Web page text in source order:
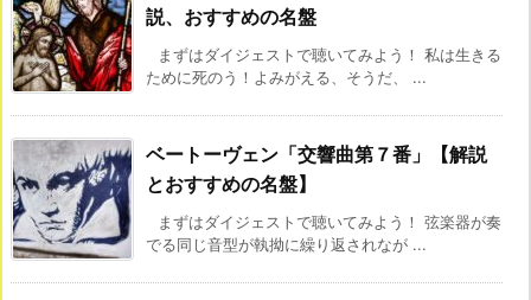
説、おすすめの名盤
まずはダイジェストで聴いてみよう！ 私は生きる
ために死のう！よみがえる、そうだ、 ...
ベートーヴェン「交響曲第７番」【解説
とおすすめの名盤】
まずはダイジェストで聴いてみよう！ 弦楽器が奏
でる同じ音型が執拗に繰り返されなが ...